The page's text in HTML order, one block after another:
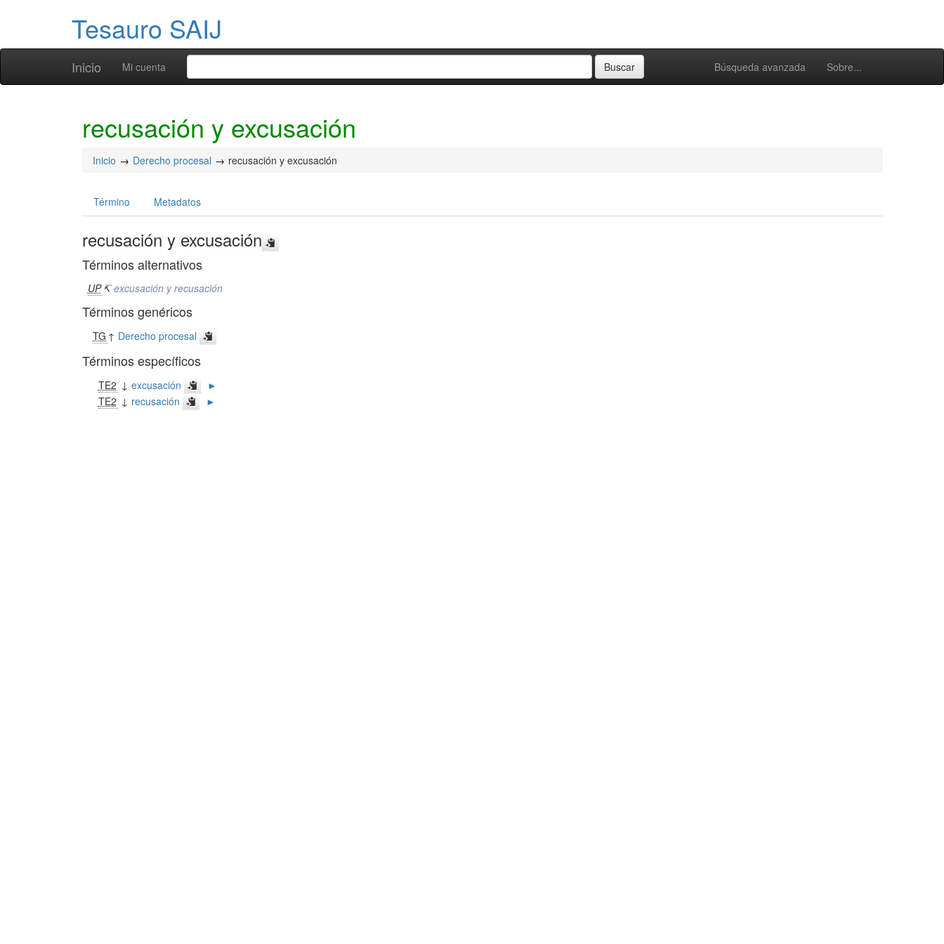
Tesauro SAIJ
Inicio Búsqueda avanzada Sobre...
Mi cuenta
recusación y excusación
Inicio Derecho procesal recusación y excusación
Término Metadatos
recusación y excusación
Términos alternativos
UP ↸excusación y recusación
Términos genéricos
TG ↑ Derecho procesal
Términos específicos
TE2 ↓ excusación
►
TE2 ↓ recusación ►